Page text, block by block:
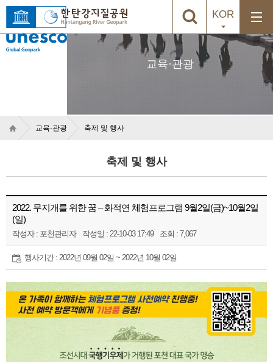
KOR
교육·관광
교육·관광 축제 및 행사
축제 및 행사
2022. 무지개를 위한 꿈 – 화적연 체험프로그램 9월2일(금)~10월2일
(일)
작성자 : 포천관리자 작성일 : 22-10-03 17:49 조회 : 7,067
행사기간 : 2022년 09월 02일 ~ 2022년 10월 02일